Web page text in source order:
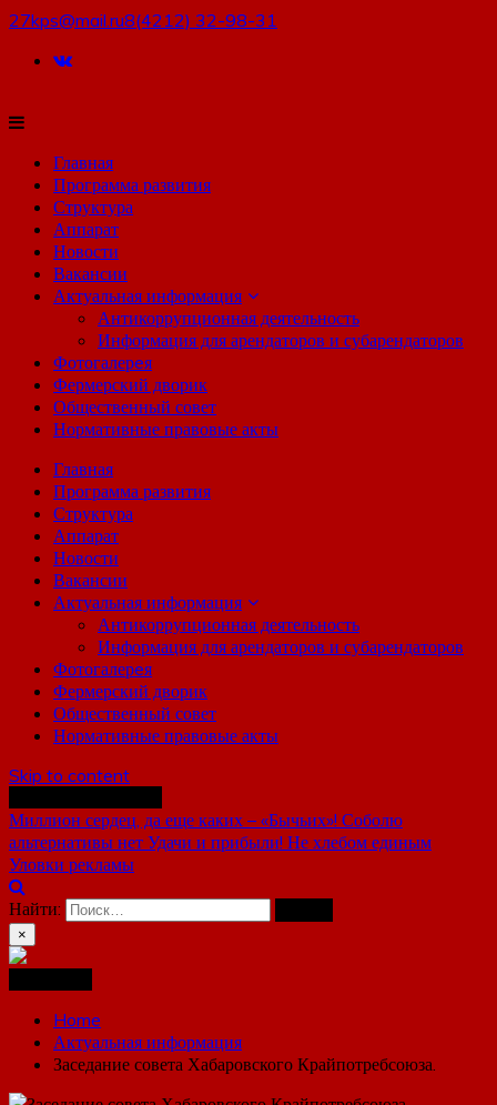
27kps@mail.ru8(4212) 32-98-31
Главная
Программа развития
Структура
Аппарат
Новости
Вакансии
Актуальная информация
Антикоррупционная деятельность
Информация для арендаторов и субарендаторов
Фотогалерeя
Фермерский дворик
Общественный совет
Нормативные правовые акты
Главная
Программа развития
Структура
Аппарат
Новости
Вакансии
Актуальная информация
Антикоррупционная деятельность
Информация для арендаторов и субарендаторов
Фотогалерeя
Фермерский дворик
Общественный совет
Нормативные правовые акты
Skip to content
Миллион сердец, да еще каких – «Бычьих»! Соболю
альтернативы нет Удачи и прибыли! Не хлебом единым
Уловки рекламы
Найти:
×
Home
Актуальная информация
Заседание совета Хабаровского Крайпотребсоюза.